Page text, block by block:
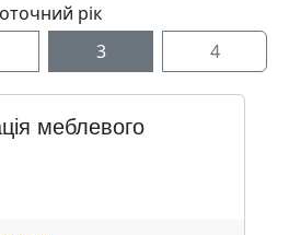
рік
3 4
меблевого